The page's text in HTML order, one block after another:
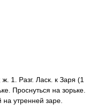
1. Разг. Ласк. к Заря (1
Проснуться на зорьке.
утренней заре.